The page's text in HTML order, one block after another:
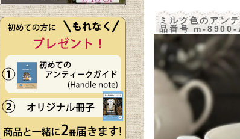
ミルク色のアン
品番号 m-8900-